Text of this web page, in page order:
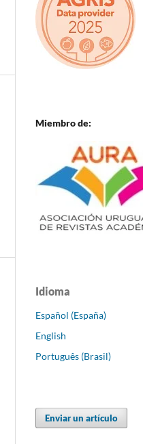
Miembro de:
Idioma
Español (España)
English
Português (Brasil)
Enviar un artículo